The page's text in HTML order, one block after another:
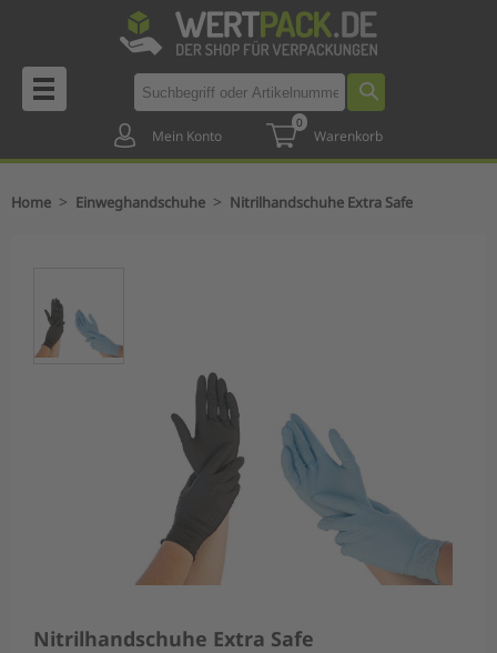
Mein Konto
0
Warenkorb
Home > Einweghandschuhe > Nitrilhandschuhe Extra Safe
Nitrilhandschuhe Extra Safe